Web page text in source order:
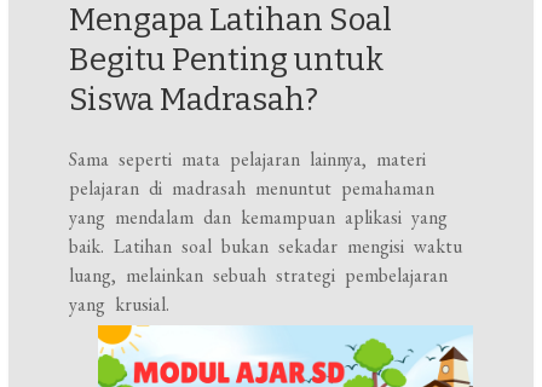
Mengapa Latihan Soal
Begitu Penting untuk
Siswa Madrasah?
Sama seperti mata pelajaran lainnya, materi
pelajaran di madrasah menuntut pemahaman
yang mendalam dan kemampuan aplikasi yang
baik. Latihan soal bukan sekadar mengisi waktu
luang, melainkan sebuah strategi pembelajaran
yang krusial.